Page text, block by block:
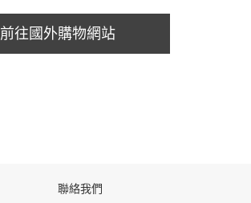
前往國外購物網站
聯絡我們